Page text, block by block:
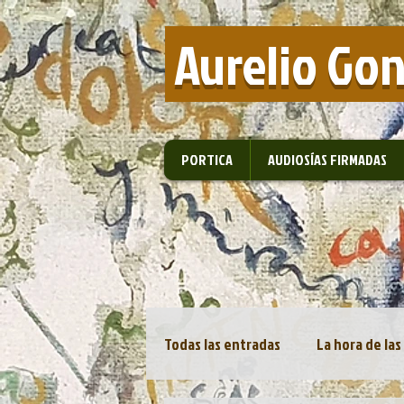
Aurelio
PORTICA AUDIOSÍAS FIRMADAS
Todas las entradas La hora de